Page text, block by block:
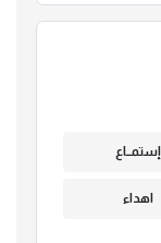
إستمــاع
اهداء